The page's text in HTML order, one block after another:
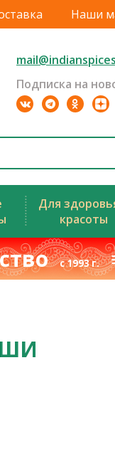
Наши
Подписка на
Для
красоты
с 1993 г.